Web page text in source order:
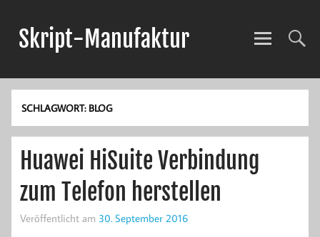
Skript-Manufaktur
SCHLAGWORT: BLOG
Huawei HiSuite Verbindung
zum Telefon herstellen
Veröffentlicht am 30. September 2016